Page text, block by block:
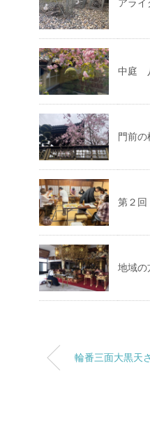
アライ
中庭
門前の
第２
地域の
輪番三面大黒天